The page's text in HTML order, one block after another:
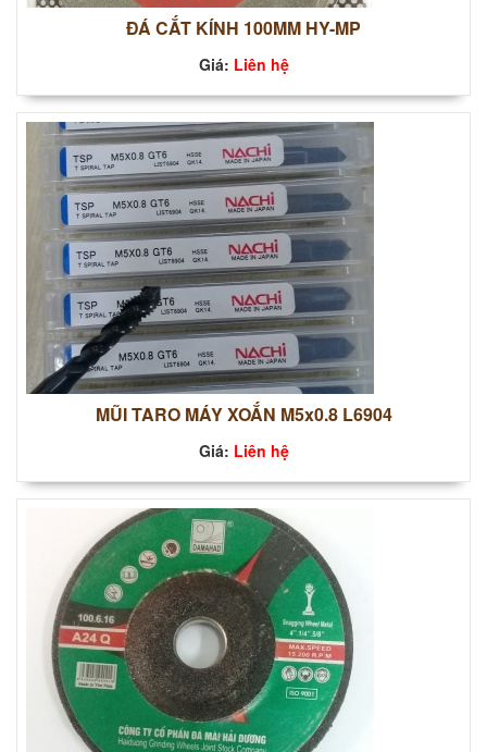
ĐÁ CẮT KÍNH 100MM HY-MP
Giá: Liên hệ
MŨI TARO MÁY XOẮN M5x0.8 L6904
Giá: Liên hệ